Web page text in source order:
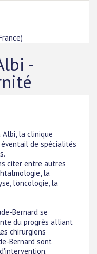
)
-
la clinique
de spécialités
citer entre autres
la
l'oncologie, la
Bernard se
du progrès alliant
chirurgiens
Bernard sont